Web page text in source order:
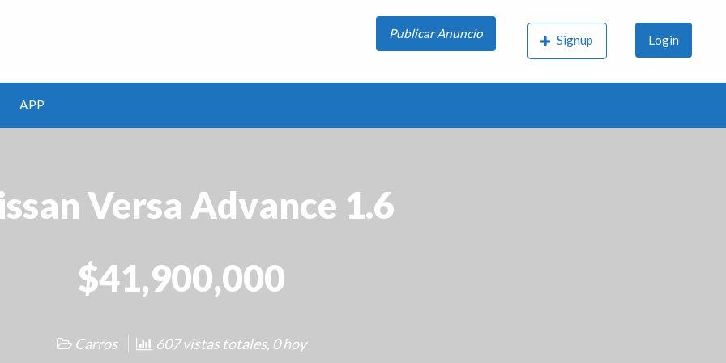
Publicar Anuncio Signup Login
APP
Versa Advance 1.6
$41,900,000
Carros 607 vistas totales, 0 hoy